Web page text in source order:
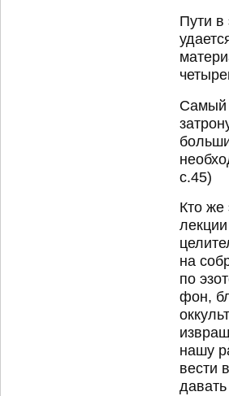
Пути в
Самый
с.45)
Кто же
на
по
фон,
нашу
вести